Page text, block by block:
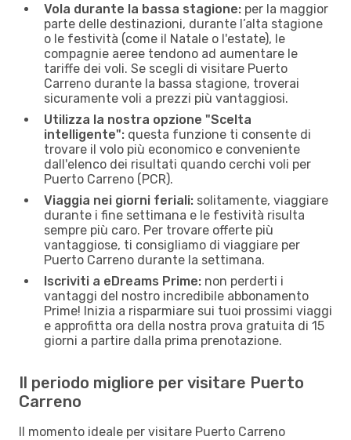
Vola durante la bassa stagione: per la maggior
parte delle destinazioni, durante l’alta stagione
o le festività (come il Natale o l'estate), le
compagnie aeree tendono ad aumentare le
tariffe dei voli. Se scegli di visitare Puerto
Carreno durante la bassa stagione, troverai
sicuramente voli a prezzi più vantaggiosi.
Utilizza la nostra opzione "Scelta
intelligente": questa funzione ti consente di
trovare il volo più economico e conveniente
dall'elenco dei risultati quando cerchi voli per
Puerto Carreno (PCR).
Viaggia nei giorni feriali: solitamente, viaggiare
durante i fine settimana e le festività risulta
sempre più caro. Per trovare offerte più
vantaggiose, ti consigliamo di viaggiare per
Puerto Carreno durante la settimana.
Iscriviti a eDreams Prime: non perderti i
vantaggi del nostro incredibile abbonamento
Prime! Inizia a risparmiare sui tuoi prossimi viaggi
e approfitta ora della nostra prova gratuita di 15
giorni a partire dalla prima prenotazione.
Il periodo migliore per visitare Puerto
Carreno
Il momento ideale per visitare Puerto Carreno